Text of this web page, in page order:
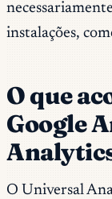
instalações,
O que
Google
O Universal